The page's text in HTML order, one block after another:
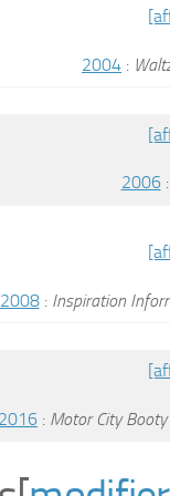
2004 :
2006:
2008: Inspiration
2016 : Motor City Booty